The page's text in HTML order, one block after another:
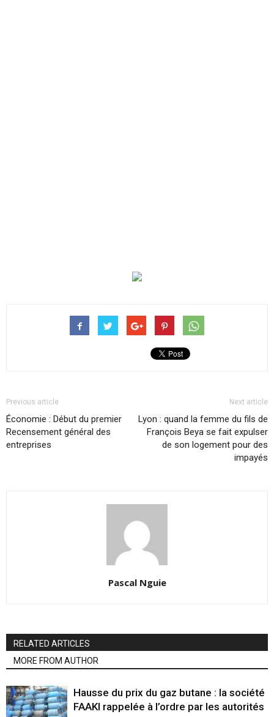
Previous article
Économie : Début du premier
Recensement général des
entreprises
Next article
Lyon : quand la femme du fils de
François Beya se fait expulser
de son logement pour des
impayés
Pascal Nguie
RELATED ARTICLES
MORE FROM AUTHOR
Hausse du prix du gaz butane : la société
FAAKI rappelée à l’ordre par les autorités